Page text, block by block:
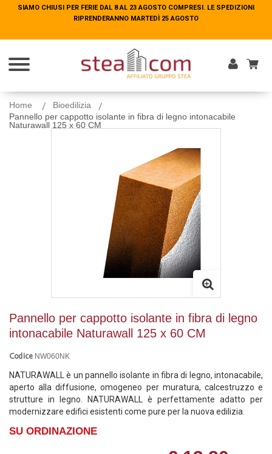
SIAMO CHIUSI PER FERIE DAL 8 AL 23 AGOSTO COMPRESI. LE SPEDIZIONI
RIPRENDERANNO MARTEDÌ 25 AGOSTO
Home
Bioedilizia
Pannello per cappotto isolante in fibra di legno intonacabile
Naturawall 125 x 60 CM
Pannello per cappotto isolante in fibra di legno
intonacabile Naturawall 125 x 60 CM
Codice NW060NK
NATURAWALL è un pannello isolante in fibra di legno, intonacabile,
aperto alla diffusione, omogeneo per muratura, calcestruzzo e
strutture in legno. NATURAWALL è perfettamente adatto per
modernizzare edifici esistenti come pure per la nuova edilizia.
SU ORDINAZIONE
SIAMO CHIUSI PER FERIE DAL 8 AL 23 AGOSTO COMPRESI. LE SPEDIZIONI
RIPRENDERANNO MARTEDÌ 25 AGOSTO